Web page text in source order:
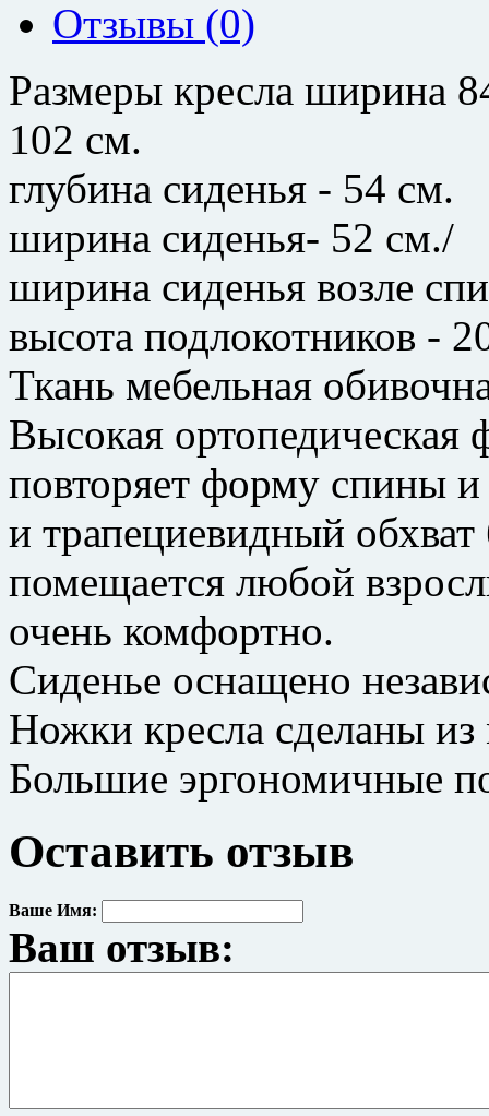
Отзывы (0)
Размеры кресла ширина
102 см.
глубина сиденья - 54 см.
ширина сиденья- 52 см./
ширина сиденья возле
высота подлокотников -
Ткань мебельная
Высокая ортопедическая
повторяет форму спины
и трапециевидный обхват
помещается любой
очень комфортно.
Сиденье оснащено
Ножки кресла сделаны из
Большие эргономичные
Оставить отзыв
Ваше Имя:
Ваш отзыв: